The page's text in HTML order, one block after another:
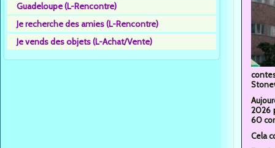
Guadeloupe (L-Rencontre)
Je recherche des amies (L-Rencontre)
Je vends des objets (L-Achat/Vente)
2026
60
Cela